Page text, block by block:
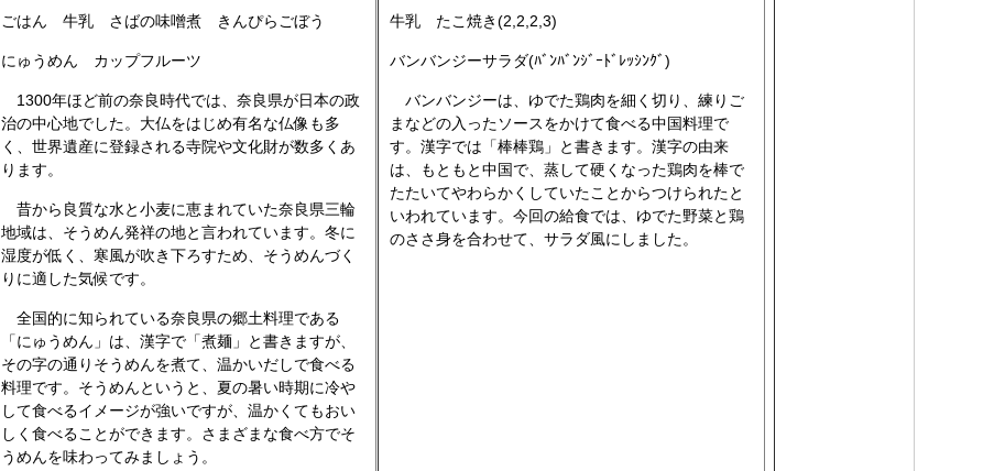
ごはん 牛乳 さばの味噌煮 きんぴらごぼう
にゅうめん カップフルーツ
1300年ほど前の奈良時代では、奈良県が日本の政
治の中心地でした。大仏をはじめ有名な仏像も多
く、世界遺産に登録される寺院や文化財が数多くあ
ります。
昔から良質な水と小麦に恵まれていた奈良県三輪
地域は、そうめん発祥の地と言われています。冬に
湿度が低く、寒風が吹き下ろすため、そうめんづく
りに適した気候です。
全国的に知られている奈良県の郷土料理である
「にゅうめん」は、漢字で「煮麺」と書きますが、
その字の通りそうめんを煮て、温かいだしで食べる
料理です。そうめんというと、夏の暑い時期に冷や
して食べるイメージが強いですが、温かくてもおい
しく食べることができます。さまざまな食べ方でそ
うめんを味わってみましょう。
牛乳 たこ焼き(2,2,2,3)
バンバンジーサラダ(ﾊﾞﾝﾊﾞﾝｼﾞｰﾄﾞﾚｯｼﾝｸﾞ)
バンバンジーは、ゆでた鶏肉を細く切り、練りご
まなどの入ったソースをかけて食べる中国料理で
す。漢字では「棒棒鶏」と書きます。漢字の由来
は、もともと中国で、蒸して硬くなった鶏肉を棒で
たたいてやわらかくしていたことからつけられたと
いわれています。今回の給食では、ゆでた野菜と鶏
のささ身を合わせて、サラダ風にしました。